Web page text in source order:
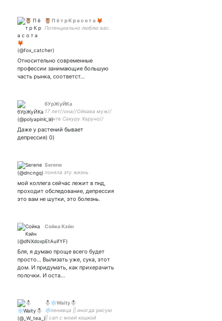
🦉 П ё т р К р а с о т а 🦊
Потенциально люблю вас.
Относительно современные
профессии занимающие большую
часть рынка, соответст…
бУрЖуЙКа
17 лет//она//Ойкава муж//
стэнте Сакуру Харуно//
Хисока краш
Даже у растений бывает
депрессия) 0)
Serene
поняла эту жизнь
мой коллега сейчас лежит в пнд,
проходит обследование, депрессия
это вам не шутки, это болезнь.
Сойка Кэйн
Бля, я думаю проще всего будет
просто... Вылизать уже, сука, этот
дом. И придумать, как прихерачить
полочки. И оста…
⛄❄️Waity☃️
❄️ленивца || иногда рисую
|| сап с моей кошкой